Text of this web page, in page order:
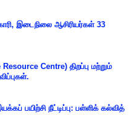
இடைநிலை ஆசிரியர்கள் 33
Centre) திறப்பு மற்றும்
பயிற்சி நீட்டிப்பு: பள்ளிக் கல்வித்